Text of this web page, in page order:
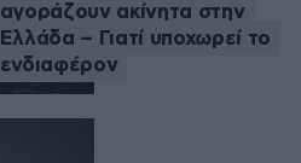
αγοράζουν ακίνητα στην
Ελλάδα – Γιατί υποχωρεί το
ενδιαφέρον